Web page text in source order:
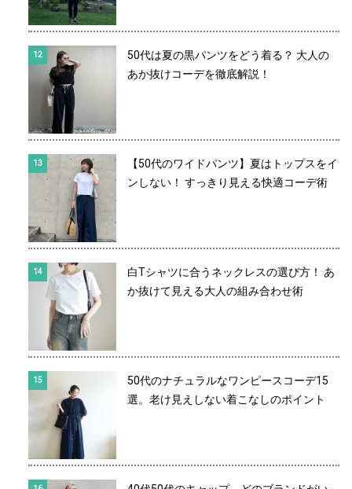
50代は夏の黒パンツをどう着る？ 大人の
あか抜けコーデを徹底解説！
【50代のワイドパンツ】夏はトップスをイ
ンしない！ すっきり見える快適コーデ術
白Tシャツに合うネックレスの選び方！ あ
か抜けて見える大人の組み合わせ術
50代のナチュラルなワンピースコーデ15
選。老け見えしない着こなしのポイント